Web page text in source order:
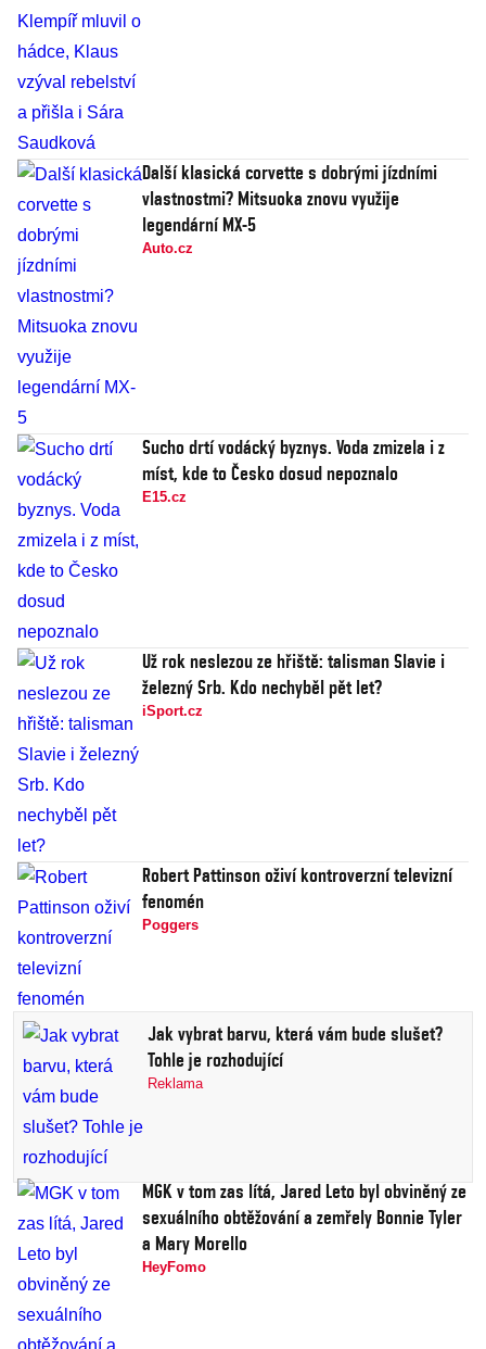
Další klasická corvette s dobrými jízdními
vlastnostmi? Mitsuoka znovu využije
legendární MX-5
Auto.cz
Sucho drtí vodácký byznys. Voda zmizela i z
míst, kde to Česko dosud nepoznalo
E15.cz
Už rok neslezou ze hřiště: talisman Slavie i
železný Srb. Kdo nechyběl pět let?
iSport.cz
Robert Pattinson oživí kontroverzní televizní
fenomén
Poggers
Jak vybrat barvu, která vám bude slušet?
Tohle je rozhodující
Reklama
MGK v tom zas lítá, Jared Leto byl obviněný ze
sexuálního obtěžování a zemřely Bonnie Tyler
a Mary Morello
HeyFomo